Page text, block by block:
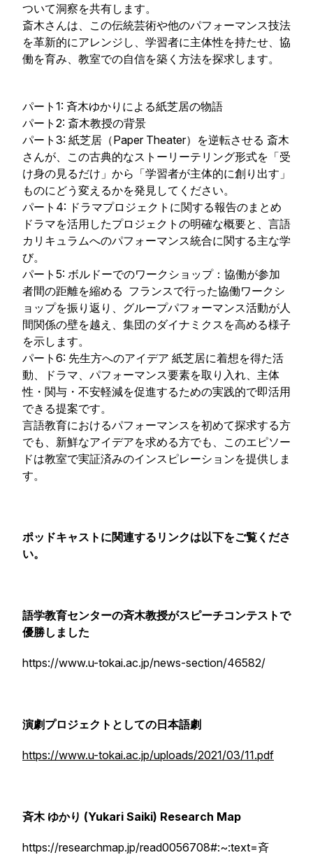
ついて洞察を共有します。
斎木さんは、この伝統芸術や他のパフォーマンス技法
を革新的にアレンジし、学習者に主体性を持たせ、協
働を育み、教室での自信を築く方法を探求します。
パート1: 斉木ゆかりによる紙芝居の物語
パート2: 斎木教授の背景
パート3: 紙芝居（Paper Theater）を逆転させる 斎木
さんが、この古典的なストーリーテリング形式を「受
け身の見るだけ」から「学習者が主体的に創り出す」
ものにどう変えるかを発見してください。
パート4: ドラマプロジェクトに関する報告のまとめ
ドラマを活用したプロジェクトの明確な概要と、言語
カリキュラムへのパフォーマンス統合に関する主な学
び。
パート5: ボルドーでのワークショップ：協働が参加
者間の距離を縮める フランスで行った協働ワークシ
ョップを振り返り、グループパフォーマンス活動が人
間関係の壁を越え、集団のダイナミクスを高める様子
を示します。
パート6: 先生方へのアイデア 紙芝居に着想を得た活
動、ドラマ、パフォーマンス要素を取り入れ、主体
性・関与・不安軽減を促進するための実践的で即活用
できる提案です。
言語教育におけるパフォーマンスを初めて探求する方
でも、新鮮なアイデアを求める方でも、このエピソー
ドは教室で実証済みのインスピレーションを提供しま
す。
ポッドキャストに関連するリンクは以下をご覧くださ
い。
語学教育センターの斉木教授がスピーチコンテストで
優勝しました
https://www.u-tokai.ac.jp/news-section/46582/
演劇プロジェクトとしての日本語劇
https://www.u-tokai.ac.jp/uploads/2021/03/11.pdf
斉木 ゆかり (Yukari Saiki) Research Map
https://researchmap.jp/read0056708#:~:text=斉